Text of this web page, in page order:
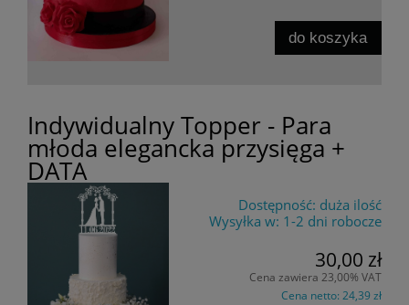
do koszyka
Indywidualny Topper - Para
młoda elegancka przysięga +
DATA
Dostępność: duża ilość
Wysyłka w: 1-2 dni robocze
30,00 zł
Cena zawiera 23,00% VAT
Cena netto: 24,39 zł